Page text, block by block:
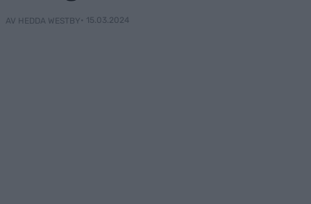
AV HEDDA WESTBY• 15.03.2024